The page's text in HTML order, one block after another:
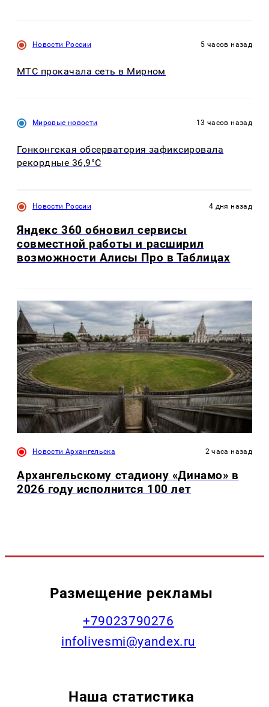
Новости России 5 часов назад
МТС прокачала сеть в Мирном
Мировые новости 13 часов назад
Гонконгская обсерватория зафиксировала
рекордные 36,9°C
Новости России 4 дня назад
Яндекс 360 обновил сервисы
совместной работы и расширил
возможности Алисы Про в Таблицах
Новости Архангельска 2 часа назад
Архангельскому стадиону «Динамо» в
2026 году исполнится 100 лет
Размещение рекламы
+79023790276
infolivesmi@yandex.ru
Наша статистика